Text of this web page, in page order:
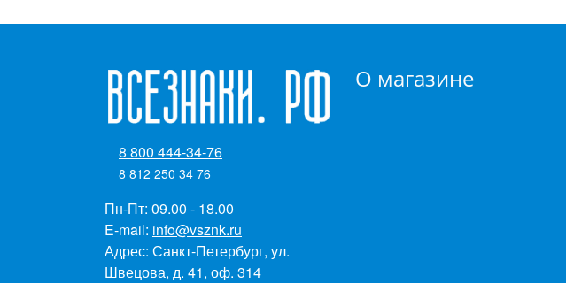
О магазине
8 800 444-34-76
8 812 250 34 76
Пн-Пт: 09.00 - 18.00
E-mail: info@vsznk.ru
Адрес: Санкт-Петербург, ул.
Швецова, д. 41, оф. 314